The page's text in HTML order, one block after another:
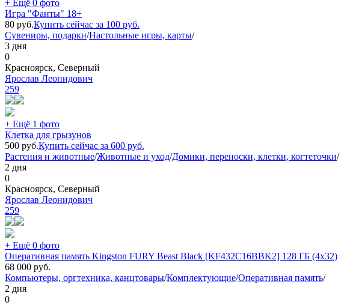
+ Ещё 0 фото
Игра "Фанты" 18+
80 руб.Купить сейчас за 100 руб.
Сувениры, подарки/Настольные игры, карты/
3 дня
0
Красноярск, Северный
Ярослав Леонидович
259
+ Ещё 1 фото
Клетка для грызунов
500 руб.Купить сейчас за 600 руб.
Растения и животные/Животные и уход/Домики, переноски, клетки, когтеточки/
2 дня
0
Красноярск, Северный
Ярослав Леонидович
259
+ Ещё 0 фото
Оперативная память Kingston FURY Beast Black [KF432C16BBK2] 128 ГБ (4x32)
68 000 руб.
Компьютеры, оргтехника, канцтовары/Комплектующие/Оперативная память/
2 дня
0